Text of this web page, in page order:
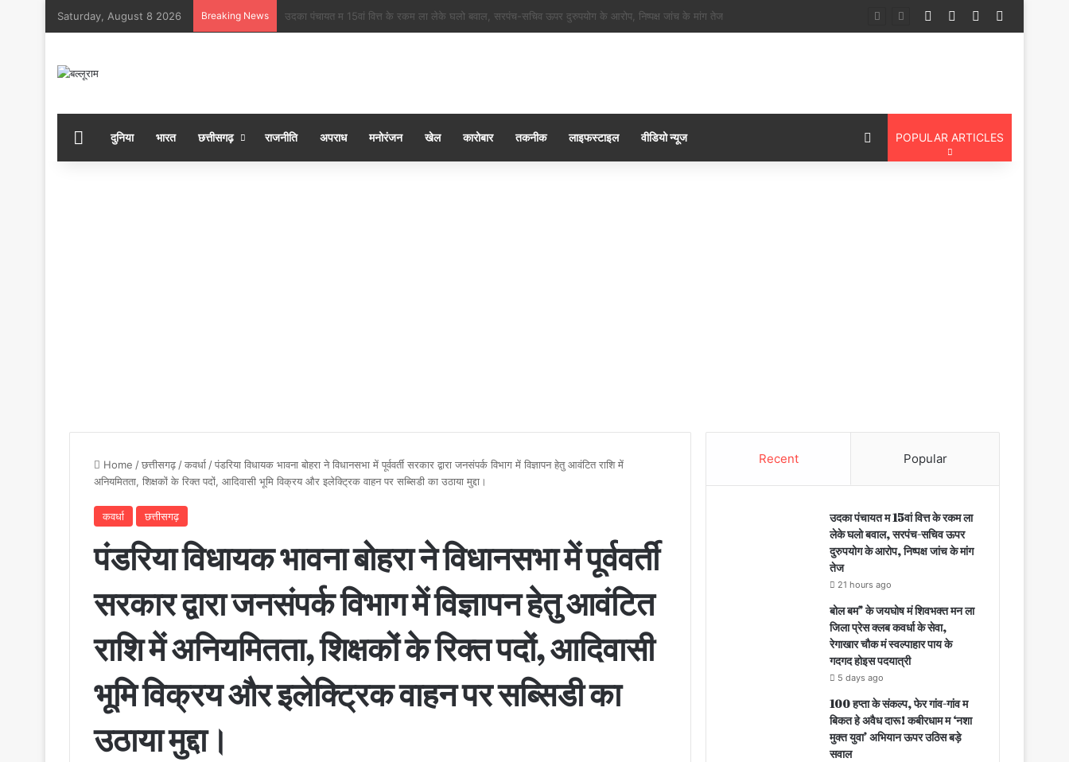
Saturday, August 8 2026 Breaking News बोल बम” के जयघोष मं शिवभक्त मन ला जिला प्रेस क्लब कवर्धा के सेवा, रेगाखार चौक मं स्वल्पाहार पाय के गदगद होइस पदयात्री Log InRandom Article
Sidebar
दुनिया भारत छत्तीसगढ़ राजनीति अपराध मनोरंजन खेल कारोबार तकनीक लाइफस्टाइल वीडियो न्यूज Switch skin
POPULAR ARTICLES
Home /छत्तीसगढ़ /कवर्धा /पंडरिया विधायक भावना बोहरा ने विधानसभा में पूर्ववर्ती सरकार द्वारा जनसंपर्क विभाग में विज्ञापन हेतु आवंटित राशि में
अनियमितता, शिक्षकों के रिक्त पदों, आदिवासी भूमि विक्रय और इलेक्ट्रिक वाहन पर सब्सिडी का उठाया मुद्दा।
कवर्धा छत्तीसगढ़
पंडरिया विधायक भावना बोहरा ने विधानसभा में पूर्ववर्ती
सरकार द्वारा जनसंपर्क विभाग में विज्ञापन हेतु आवंटित
राशि में अनियमितता, शिक्षकों के रिक्त पदों, आदिवासी
भूमि विक्रय और इलेक्ट्रिक वाहन पर सब्सिडी का
उठाया मुद्दा।
Recent Popular
उदका पंचायत म 15वां वित्त के रकम ला
लेके घलो बवाल, सरपंच-सचिव ऊपर
दुरुपयोग के आरोप, निष्पक्ष जांच के मांग
तेज
21 hours ago
बोल बम” के जयघोष मं शिवभक्त मन ला
जिला प्रेस क्लब कवर्धा के सेवा,
रेगाखार चौक मं स्वल्पाहार पाय के
गदगद होइस पदयात्री
5 days ago
100 हप्ता के संकल्प, फेर गांव-गांव म
बिकत हे अवैध दारू! कबीरधाम म ‘नशा
मुक्त युवा’ अभियान ऊपर उठिस बड़े
सवाल